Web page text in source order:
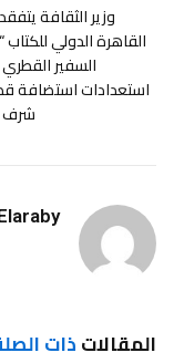
وزير الثقافة
السفير
استعدادات استضافة
شرف
المقالاتذات